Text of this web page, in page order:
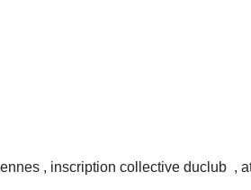
, inscription collective duclub ,